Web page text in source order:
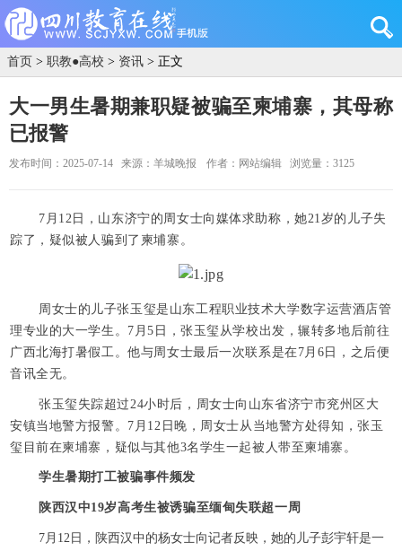
首页 > 职教●高校 > 资讯 > 正文
大一男生暑期兼职疑被骗至柬埔寨，其母称
已报警
发布时间：2025-07-14 来源：羊城晚报 作者：网站编辑 浏览量：3125
7月12日，山东济宁的周女士向媒体求助称，她21岁的儿子失
踪了，疑似被人骗到了柬埔寨。
周女士的儿子张玉玺是山东工程职业技术大学数字运营酒店管
理专业的大一学生。7月5日，张玉玺从学校出发，辗转多地后前往
广西北海打暑假工。他与周女士最后一次联系是在7月6日，之后便
音讯全无。
张玉玺失踪超过24小时后，周女士向山东省济宁市兖州区大
安镇当地警方报警。7月12日晚，周女士从当地警方处得知，张玉
玺目前在柬埔寨，疑似与其他3名学生一起被人带至柬埔寨。
学生暑期打工被骗事件频发
陕西汉中19岁高考生被诱骗至缅甸失联超一周
7月12日，陕西汉中的杨女士向记者反映，她的儿子彭宇轩是一